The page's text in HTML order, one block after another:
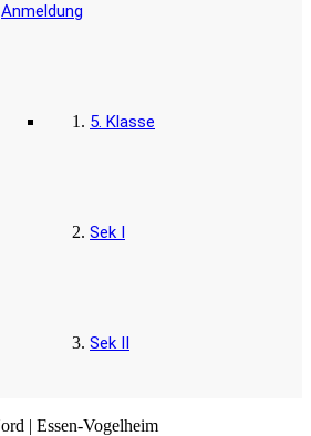
Anmeldung
5. Klasse
Sek I
Sek II